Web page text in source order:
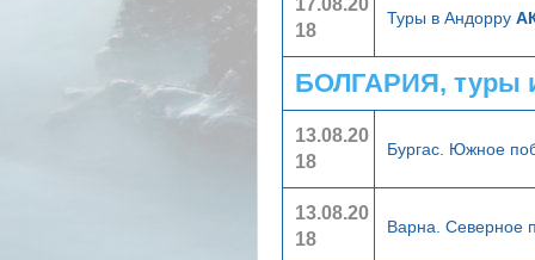
17.08.20
18
Туры в Андорру
БОЛГАРИЯ, туры
13.08.20
18
Бургас. Южное
13.08.20
18
Варна. Северное